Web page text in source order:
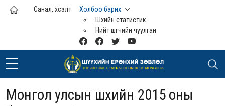
Үндсэн агуулга руу шилжих
Санал, хүсэлт
Холбоо барих
Шүүхийн статистик
Нийт шүүгчийн чуулган
Монгол улсын шүүхийн 2015 оны